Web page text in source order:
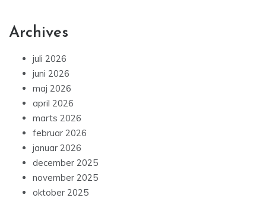
Archives
juli 2026
juni 2026
maj 2026
april 2026
marts 2026
februar 2026
januar 2026
december 2025
november 2025
oktober 2025